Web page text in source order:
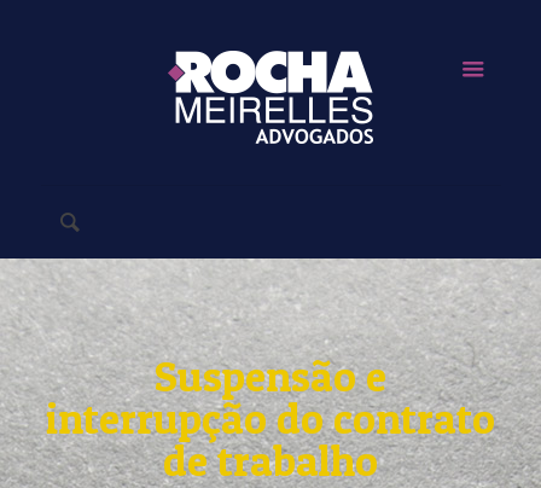
Suspensão e
interrupção do contrato
de trabalho